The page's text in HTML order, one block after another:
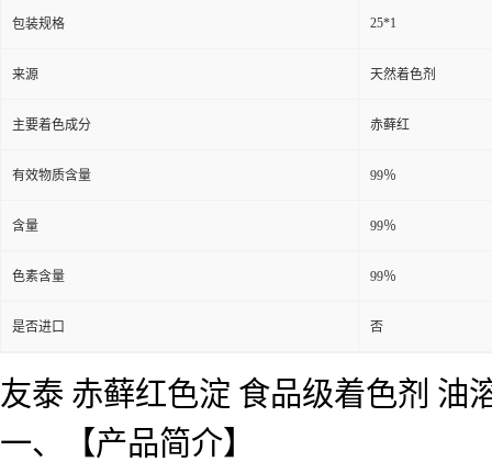
包装规格 25*1
来源 天然着色剂
主要着色成分 赤藓红
有效物质含量 99％
含量 99％
色素含量 99％
是否进口 否
友泰 赤藓红色淀 食品级着色剂 油
一、【产品简介】